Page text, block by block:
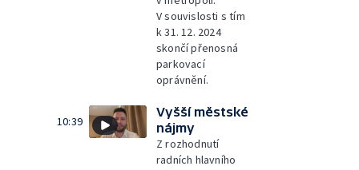
V souvislosti s tím
k 31. 12. 2024
skončí přenosná
parkovací
oprávnění.
10:39
Vyšší městské
nájmy
Z rozhodnutí
radních hlavního